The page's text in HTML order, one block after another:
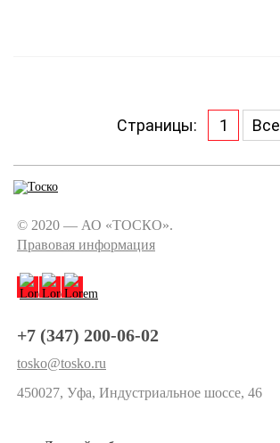
Страницы: 1 Все
© 2020 — АО «ТОСКО».
Правовая информация
+7 (347) 200-06-02
tosko@tosko.ru
450027, Уфа, Индустриальное шоссе, 46